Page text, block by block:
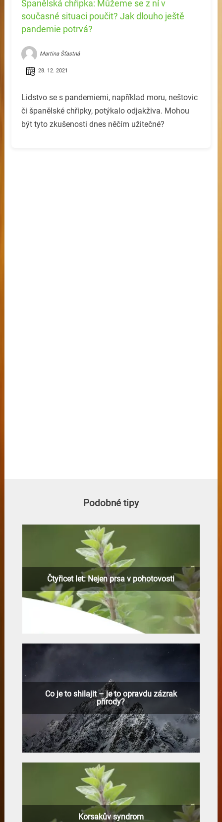
Španělská chřipka: Můžeme se z ní v
současné situaci poučit? Jak dlouho ještě
pandemie potrvá?
Martina Šťastná
28. 12. 2021
Lidstvo se s pandemiemi, například moru, neštovic
či španělské chřipky, potýkalo odjakživa. Mohou
být tyto zkušenosti dnes něčím užitečné?
Podobné tipy
Čtyřicet let: Nejen prsa v pohotovosti
Co je to shilajit – je to opravdu zázrak
přírody?
Korsakův syndrom